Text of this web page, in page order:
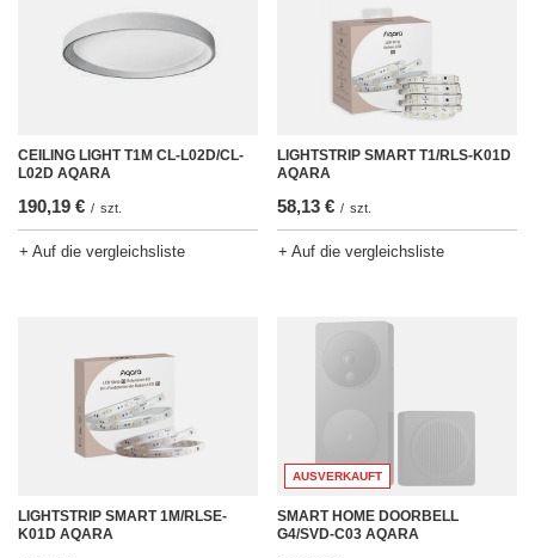
CEILING LIGHT T1M CL-L02D/CL-
L02D AQARA
190,19 € / szt.
+ Auf die vergleichsliste
LIGHTSTRIP SMART T1/RLS-K01D
AQARA
58,13 € / szt.
+ Auf die vergleichsliste
LIGHTSTRIP SMART 1M/RLSE-
K01D AQARA
AUSVERKAUFT
SMART HOME DOORBELL
G4/SVD-C03 AQARA